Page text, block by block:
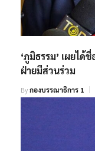
‘ภูมิธรรม’ เผยไ
ฝ่ายมีส่วนร่วม
Byกองบรรณาธิการ 1